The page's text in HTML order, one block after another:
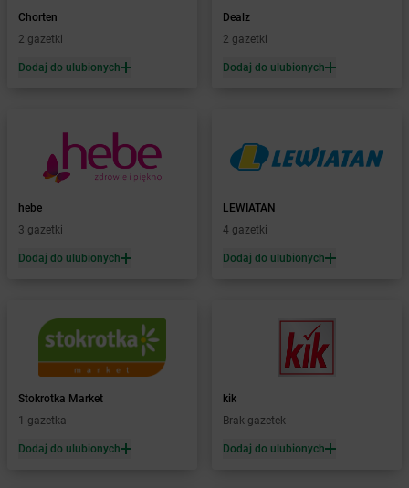
Żabka Bełchatów
Żabka Bestwinka
Żabka Bezrzecze
Żabka
Żabka Biała
Żabka
Biała Druga
Biała Rawska
Żabka Białe Błota
Żabka Białka
Żabka Białka Tatrzańska
Żabka Białobrzegi
Żabka Bialogard
Żabka Białogóra
Chorten
2 gazetki
Dodaj do ulubionych
Dealz
2 gazetki
Dodaj do ulubionych
hebe
3 gazetki
Dodaj do ulubionych
LEWIATAN
4 gazetki
Dodaj do ulubionych
Stokrotka Market
1 gazetka
Dodaj do ulubionych
kik
Brak gazetek
Dodaj do ulubionych